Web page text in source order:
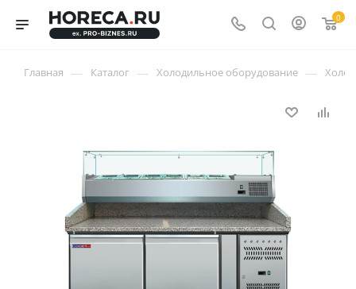
0
Главная — Каталог — Холодильное оборудование —